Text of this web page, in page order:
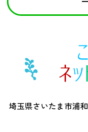
埼玉県さいたま市浦